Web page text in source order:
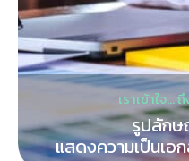
เราเข้าใจ
รูปลัก
แสดงความเป็นเ